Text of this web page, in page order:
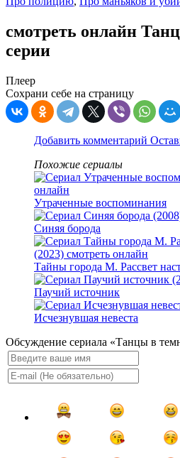
смотреть онлайн
серии
Плеер
Сохрани себе на страницу
Добавить комментарий
Похожие сериалы
Утраченные воспоминания
Синяя борода
Тайны города М. Рассвет
Паучий источник
Исчезнувшая невеста
Обсуждение сериала «Танцы в